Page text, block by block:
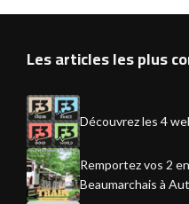
Les articles les plus
Découvrez les 4
Remportez vos 2
Beaumarchais à